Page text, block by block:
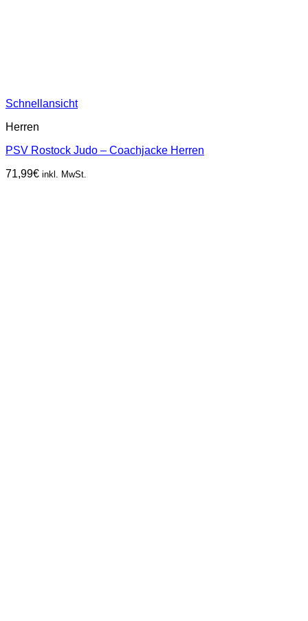
Schnellansicht
Herren
PSV Rostock Judo – Coachjacke Herren
71,99€ inkl. MwSt.